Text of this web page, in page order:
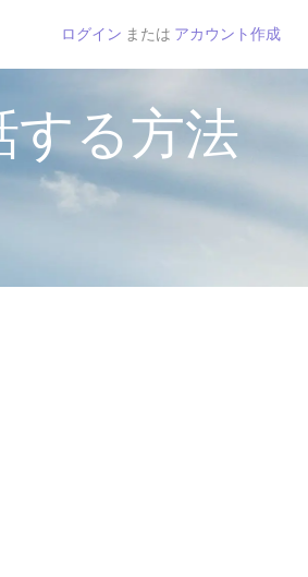
ログイン または アカウント作成
する方法